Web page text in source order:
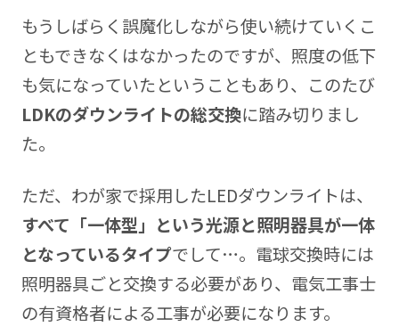
もうしばらく誤魔化しながら使い続けていくこ
ともできなくはなかったのですが、照度の低下
も気になっていたということもあり、このたび
LDKのダウンライトの総交換に踏み切りまし
た。
ただ、わが家で採用したLEDダウンライトは、
すべて「一体型」という光源と照明器具が一体
となっているタイプでして…。電球交換時には
照明器具ごと交換する必要があり、電気工事士
の有資格者による工事が必要になります。